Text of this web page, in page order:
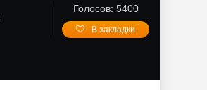
Голосов: 5400
В закладки